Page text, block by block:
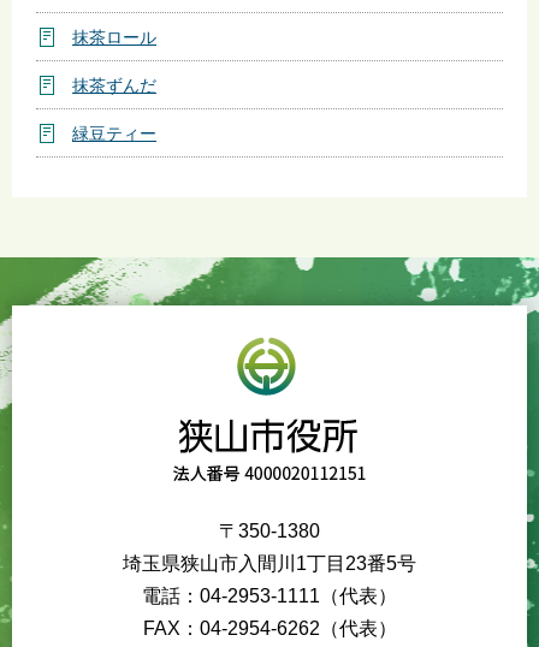
抹茶ロール
抹茶ずんだ
緑豆ティー
〒350-1380
埼玉県狭山市入間川1丁目23番5号
電話：04-2953-1111（代表）
FAX：04-2954-6262（代表）